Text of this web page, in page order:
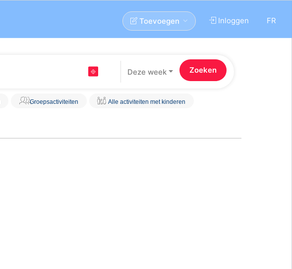
FR
Inloggen
Toevoegen
Deze week
Groepsactiviteiten Alle activiteiten met kinderen